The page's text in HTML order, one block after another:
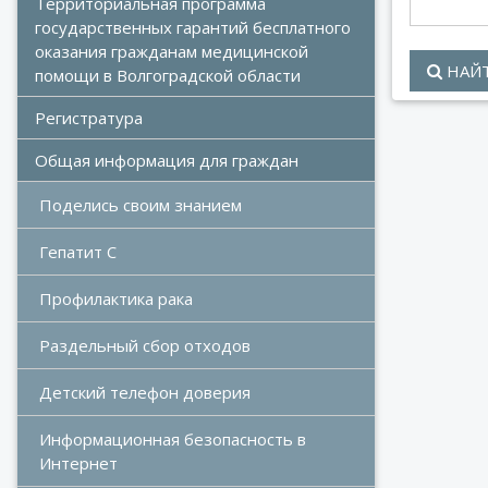
государственных гарантий бесплатного
оказания гражданам медицинской
помощи в Волгоградской области
Регистратура
Общая информация для граждан
Поделись своим знанием
Гепатит С
Профилактика рака
Раздельный сбор отходов
Детский телефон доверия
Информационная безопасность в
Интернет